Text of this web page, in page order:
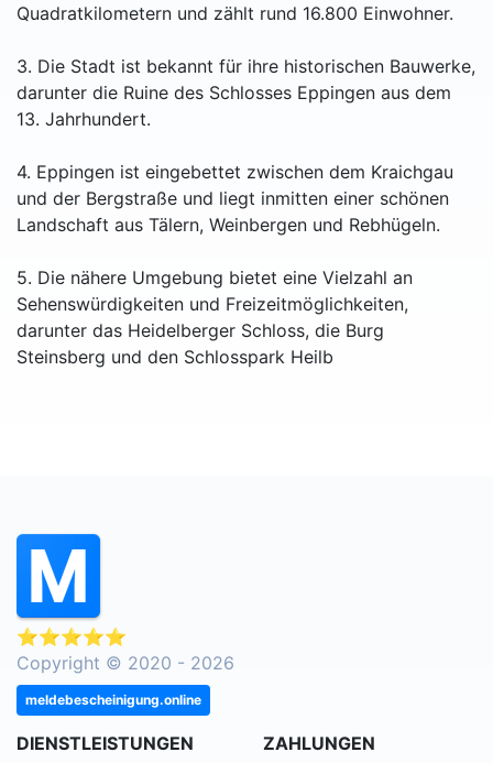
Quadratkilometern und zählt rund 16.800 Einwohner.
3. Die Stadt ist bekannt für ihre historischen Bauwerke,
darunter die Ruine des Schlosses Eppingen aus dem
13. Jahrhundert.
4. Eppingen ist eingebettet zwischen dem Kraichgau
und der Bergstraße und liegt inmitten einer schönen
Landschaft aus Tälern, Weinbergen und Rebhügeln.
5. Die nähere Umgebung bietet eine Vielzahl an
Sehenswürdigkeiten und Freizeitmöglichkeiten,
darunter das Heidelberger Schloss, die Burg
Steinsberg und den Schlosspark Heilb
⭐⭐⭐⭐⭐
Copyright © 2020 - 2026
meldebescheinigung.online
DIENSTLEISTUNGEN ZAHLUNGEN